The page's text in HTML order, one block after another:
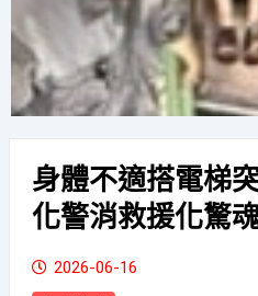
身體不適搭電梯
化警消救援化驚
2026-06-16